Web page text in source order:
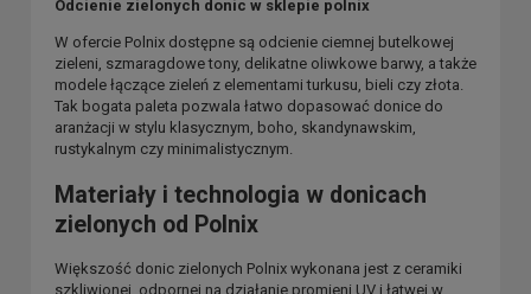
Odcienie zielonych donic w sklepie polnix
W ofercie Polnix dostępne są odcienie ciemnej butelkowej
zieleni, szmaragdowe tony, delikatne oliwkowe barwy, a także
modele łączące zieleń z elementami turkusu, bieli czy złota.
Tak bogata paleta pozwala łatwo dopasować donice do
aranżacji w stylu klasycznym, boho, skandynawskim,
rustykalnym czy minimalistycznym.
Materiały i technologia w donicach
zielonych od Polnix
Większość donic zielonych Polnix wykonana jest z ceramiki
szkliwionej, odpornej na działanie promieni UV i łatwej w